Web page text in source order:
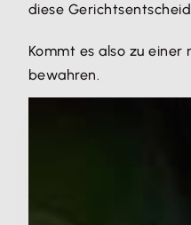
diese
Kommt es also zu
bewahren.